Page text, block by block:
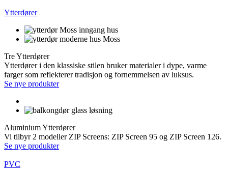
Ytterdører
Tre Ytterdører
Ytterdører i den klassiske stilen bruker materialer i dype, varme
farger som reflekterer tradisjon og fornemmelsen av luksus.
Se nye produkter
Aluminium Ytterdører
Vi tilbyr 2 modeller ZIP Screens: ZIP Screen 95 og ZIP Screen 126.
Se nye produkter
PVC